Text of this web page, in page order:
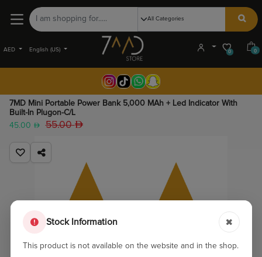
AED English (US) 0 0
7MD Mini Portable Power Bank 5,000 MAh + Led Indicator With
Built-In Plugon-C/L
45.00
55.00
Stock Information
This product is not available on the website and in the shop.